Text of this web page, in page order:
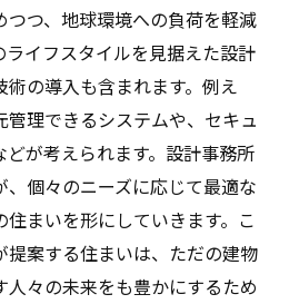
つつ、地球環境への負荷を軽減
ライフスタイルを見据えた設計
の導入も含まれます。例え
理できるシステムや、セキュ
どが考えられます。設計事務所
個々のニーズに応じて最適な
まいを形にしていきます。こ
提案する住まいは、ただの建物
々の未来をも豊かにするため